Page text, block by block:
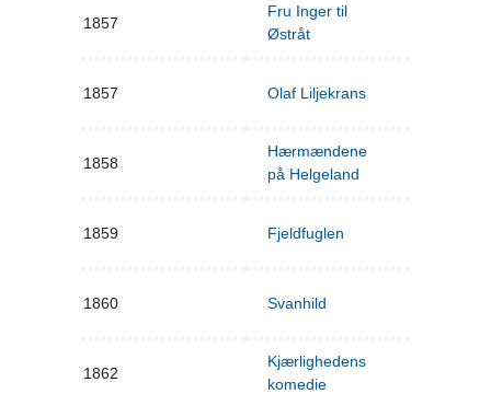
1857
Fru Inger til
Østråt
1857 Olaf Liljekrans
1858
Hærmændene
på Helgeland
1859 Fjeldfuglen
1860 Svanhild
1862
Kjærlighedens
komedie